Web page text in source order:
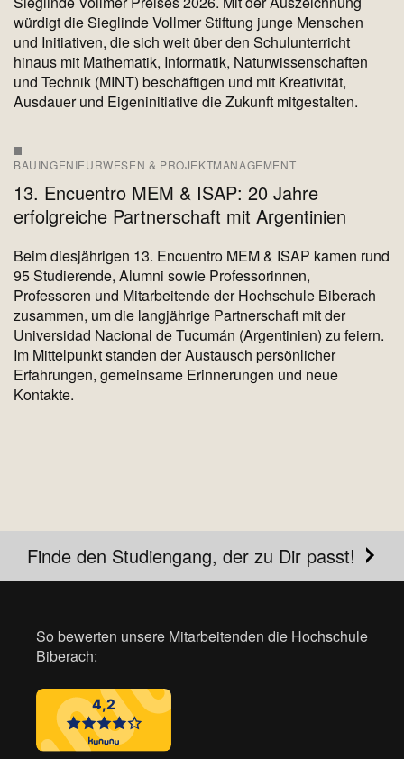
würdigt die Sieglinde Vollmer Stiftung junge Menschen
und Initiativen, die sich weit über den Schulunterricht
hinaus mit Mathematik, Informatik, Naturwissenschaften
und Technik (MINT) beschäftigen und mit Kreativität,
Ausdauer und Eigeninitiative die Zukunft mitgestalten.
BAUINGENIEURWESEN & PROJEKTMANAGEMENT
13. Encuentro MEM & ISAP: 20 Jahre
erfolgreiche Partnerschaft mit Argentinien
Beim diesjährigen 13. Encuentro MEM & ISAP kamen rund
95 Studierende, Alumni sowie Professorinnen,
Professoren und Mitarbeitende der Hochschule Biberach
zusammen, um die langjährige Partnerschaft mit der
Universidad Nacional de Tucumán (Argentinien) zu feiern.
Im Mittelpunkt standen der Austausch persönlicher
Erfahrungen, gemeinsame Erinnerungen und neue
Kontakte.
Finde den Studiengang, der zu Dir passt!
So bewerten unsere Mitarbeitenden die Hochschule
Biberach: